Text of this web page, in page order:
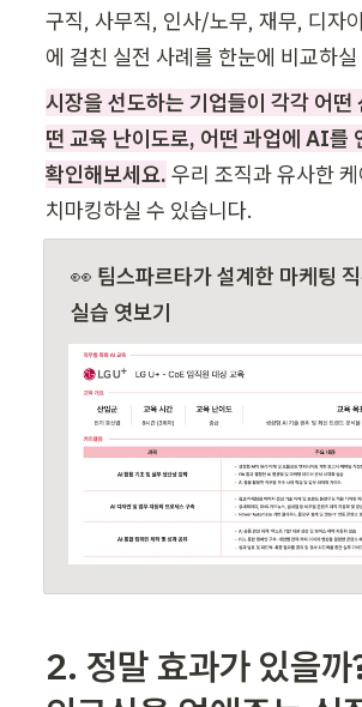
구직, 사무직, 인사/노무, 재무, 디자
에 걸친 실전 사례를 한눈에 비교하
시장을 선도하는 기업들이 각각 어떤
떤 교육 난이도로, 어떤 과업에 AI를
확인해보세요. 우리 조직과 유사한
치마킹하실 수 있습니다.
👀 팀스파르타가 설계한 마케팅
실습 엿보기
2. 정말 효과가 있을까